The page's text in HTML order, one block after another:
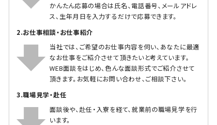
かんたん応募の場合は氏名、電話番号、メールアドレ
ス、生年月日を入力するだけで応募できます。
2.お仕事相談・お仕事紹介
当社では、ご希望のお仕事内容を伺い、あなたに最適
なお仕事をご紹介させて頂きたいと考えています。
WEB面談をはじめ、色んな面談形式でご紹介させて
頂きます。お気軽にお問い合わせ、ご相談下さい。
3.職場見学・赴任
面談後や、赴任・入寮を経て、就業前の職場見学を行
います。